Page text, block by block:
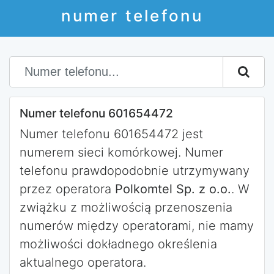
numer telefonu
Numer telefonu 601654472
Numer telefonu 601654472 jest
numerem sieci komórkowej. Numer
telefonu prawdopodobnie utrzymywany
przez operatora Polkomtel Sp. z o.o.. W
zwiążku z możliwością przenoszenia
numerów między operatorami, nie mamy
możliwości dokładnego określenia
aktualnego operatora.